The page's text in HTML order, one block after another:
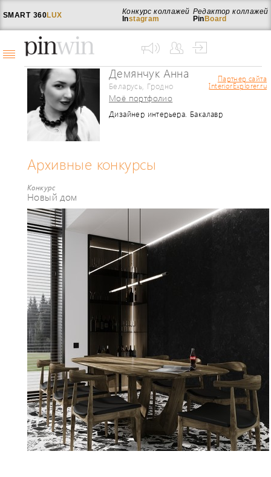
SMART 360LUX
Редактор коллажей
Pin Board
Конкурс коллажей
Instagram
Демянчук Анна
Беларусь, Гродно
Моё портфолио
Партнер сайта
InteriorExplorer.ru
Дизайнер интерьера. Бакалавр
с 2006 г. Для приобретения опыта и
повышения квалификации постоянно
Занимаюсь разработкой дизайн-
проектов частных и общественных
интерьеров. Веду проекты от идеи до
реализации.
Архивные конкурсы
Конкурс
Новый дом